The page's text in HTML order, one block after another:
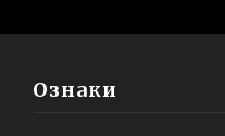
Ознаки